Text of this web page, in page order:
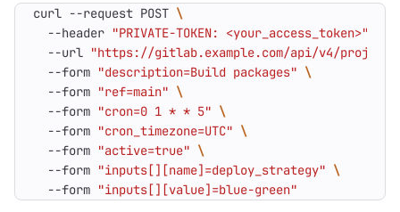
curl --request POST
  --header
"PRIVATE-TOKEN: <your_access_token>"
  --url
"https://gitlab.example.com/api/v4/
  --form
"description=Build packages"
  --form
"ref=main"
  --form
"cron=0 1 * * 5"
  --form
"cron_timezone=UTC"
  --form
"active=true"
  --form
"inputs[][name]=deploy_strategy"
  --form
"inputs[][value]=blue-green"